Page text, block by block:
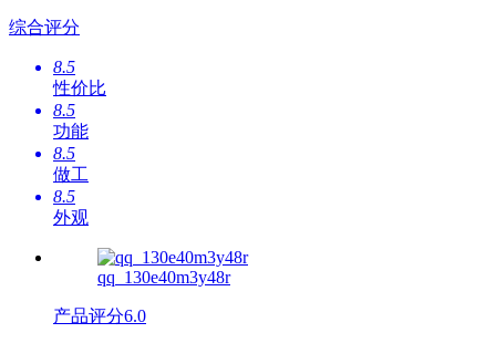
综合评分
8.5
性价比
8.5
功能
8.5
做工
8.5
外观
qq_130e40m3y48r
产品评分6.0